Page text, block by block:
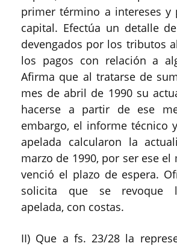
primer término a intereses y
capital. Efectúa un detalle
devengados por los tributos
los pagos con relación a
Afirma que al tratarse de
mes de abril de 1990 su
hacerse a partir de ese
embargo, el informe técnico
apelada calcularon la
marzo de 1990, por ser ese el
venció el plazo de espera.
solicita que se revoque
apelada, con costas.
II) Que a fs. 23/28 la